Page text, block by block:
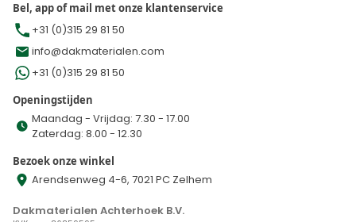
Bel, app of mail met onze klantenservice
+31 (0)315 29 81 50
info@dakmaterialen.com
+31 (0)315 29 81 50
Openingstijden
Maandag - Vrijdag: 7.30 - 17.00
Zaterdag: 8.00 - 12.30
Bezoek onze winkel
Arendsenweg 4-6, 7021 PC Zelhem
Dakmaterialen Achterhoek B.V.